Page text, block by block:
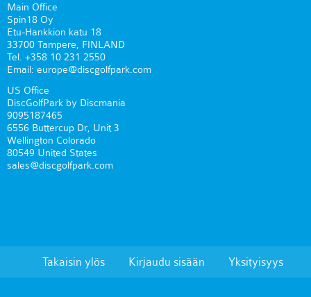
Main Office
Spin18 Oy
Etu-Hankkion katu 18
33700 Tampere, FINLAND
Tel. +358 10 231 2550
Email: europe@discgolfpark.com
US Office
DiscGolfPark by Discmania
9095187465
6556 Buttercup Dr, Unit 3
Wellington Colorado
80549 United States
sales@discgolfpark.com
Takaisin ylös Kirjaudu sisään Yksityisyys